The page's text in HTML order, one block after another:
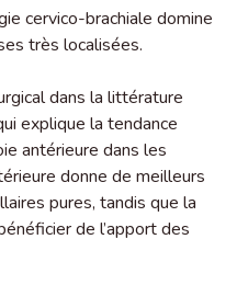
cervico-brachiale domine
très localisées.
dans la littérature
explique la tendance
antérieure dans les
donne de meilleurs
pures, tandis que la
de l’apport des